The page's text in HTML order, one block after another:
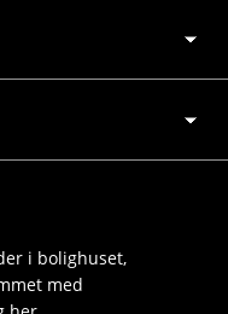
i bolighuset,
med